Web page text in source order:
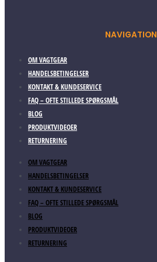
NAVIGATION
OM VAGTGEAR
HANDELSBETINGELSER
KONTAKT & KUNDESERVICE
FAQ – OFTE STILLEDE SPØRGSMÅL
BLOG
PRODUKTVIDEOER
RETURNERING
OM VAGTGEAR
HANDELSBETINGELSER
KONTAKT & KUNDESERVICE
FAQ – OFTE STILLEDE SPØRGSMÅL
BLOG
PRODUKTVIDEOER
RETURNERING